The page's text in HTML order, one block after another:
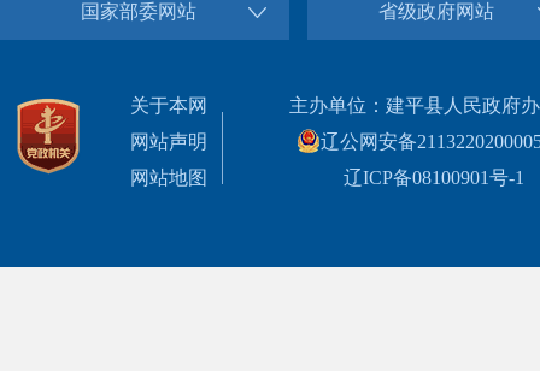
国家部委网站 省级政府网站
关于本网
网站声明
网站地图
主办单位：建平县人民政府
辽公网安备
辽ICP备08100901号-1